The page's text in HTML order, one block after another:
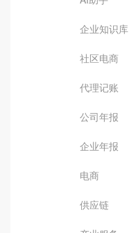
企业知识库
社区电商
代理记账
公司年报
企业年报
电商
供应链